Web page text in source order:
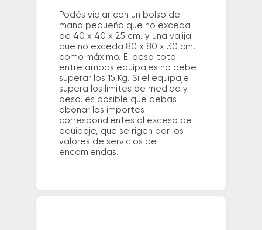
Podés viajar con un bolso de
mano pequeño que no exceda
de 40 x 40 x 25 cm. y una valija
que no exceda 80 x 80 x 30 cm.
como máximo. El peso total
entre ambos equipajes no debe
superar los 15 Kg. Si el equipaje
supera los límites de medida y
peso, es posible que debas
abonar los importes
correspondientes al exceso de
equipaje, que se rigen por los
valores de servicios de
encomiendas.